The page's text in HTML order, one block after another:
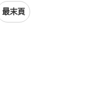
最末頁